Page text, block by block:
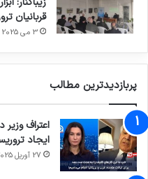
قربانیان
3 می 2025
پربازدیدترین مطالب
اعتراف
ایجاد
27 آوریل 2025